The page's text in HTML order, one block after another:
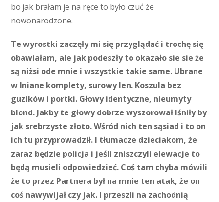
bo jak brałam je na ręce to było czuć że
nowonarodzone.
Te wyrostki zaczęły mi się przyglądać i trochę się
obawiałam, ale jak podeszły to okazało sie sie że
są niżsi ode mnie i wszystkie takie same. Ubrane
w lniane komplety, surowy len. Koszula bez
guzików i portki. Głowy identyczne, nieumyty
blond. Jakby te głowy dobrze wyszorował lśniły by
jak srebrzyste złoto. Wśród nich ten sąsiad i to on
ich tu przyprowadził. I tłumacze dzieciakom, że
zaraz będzie policja i jeśli zniszczyli elewacje to
będą musieli odpowiedzieć. Coś tam chyba mówili
że to przez Partnera był na mnie ten atak, że on
coś nawywijał czy jak. I przeszli na zachodnią